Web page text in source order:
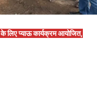
के लिए प्याऊ कार्यक्रम आयोजित,